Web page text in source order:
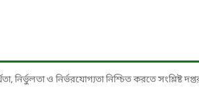
ও নির্ভরযোগ্যতা নিশ্চিত করতে সংশ্লিষ্ট দপ্তর